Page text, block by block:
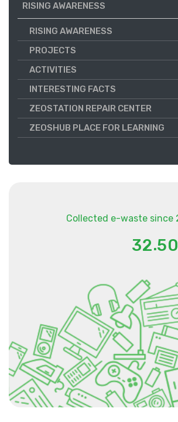
RISING AWARENESS
RISING AWARENESS
PROJECTS
ACTIVITIES
INTERESTING FACTS
ZEOSTATION REPAIR CENTER
ZEOSHUB PLACE FOR LEARNING
Collected e-waste since
32.50